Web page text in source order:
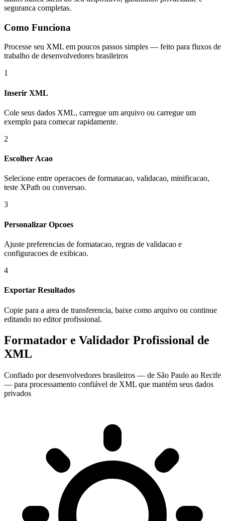
seguranca completas.
Como Funciona
Processe seu XML em poucos passos simples — feito para fluxos de
trabalho de desenvolvedores brasileiros
1
Inserir XML
Cole seus dados XML, carregue um arquivo ou carregue um
exemplo para comecar rapidamente.
2
Escolher Acao
Selecione entre operacoes de formatacao, validacao, minificacao,
teste XPath ou conversao.
3
Personalizar Opcoes
Ajuste preferencias de formatacao, regras de validacao e
configuracoes de exibicao.
4
Exportar Resultados
Copie para a area de transferencia, baixe como arquivo ou continue
editando no editor profissional.
Formatador e Validador Profissional de
XML
Confiado por desenvolvedores brasileiros — de São Paulo ao Recife
— para processamento confiável de XML que mantém seus dados
privados